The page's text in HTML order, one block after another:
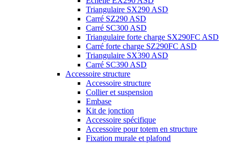
Triangulaire SX290 ASD
Carré SZ290 ASD
Carré SC300 ASD
Triangulaire forte charge SX290FC ASD
Carré forte charge SZ290FC ASD
Triangulaire SX390 ASD
Carré SC390 ASD
Accessoire structure
Accessoire structure
Collier et suspension
Embase
Kit de jonction
Accessoire spécifique
Accessoire pour totem en structure
Fixation murale et plafond